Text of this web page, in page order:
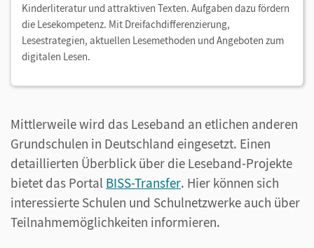
Kinderliteratur und attraktiven Texten. Aufgaben dazu fördern
die Lesekompetenz. Mit Dreifachdifferenzierung,
Lesestrategien, aktuellen Lesemethoden und Angeboten zum
digitalen Lesen.
Mittlerweile wird das Leseband an etlichen anderen
Grundschulen in Deutschland eingesetzt. Einen
detaillierten Überblick über die Leseband-Projekte
bietet das Portal BISS-Transfer. Hier können sich
interessierte Schulen und Schulnetzwerke auch über
Teilnahmemöglichkeiten informieren.